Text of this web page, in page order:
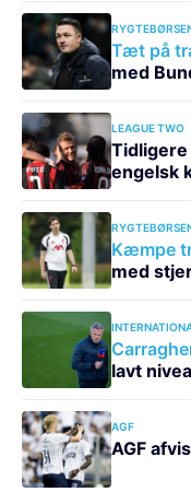
Tæt på
med
LEAGUE TWO
Tidligere
engelsk
Kæmpe
med
lavt
AGF
AGF